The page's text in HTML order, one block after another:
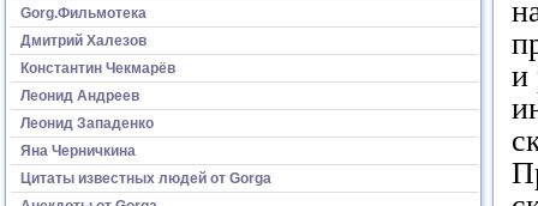
Gorg.Фильмотека
Дмитрий Халезов
Константин Чекмарёв
Леонид Андреев
Леонид Западенко
Яна Черничкина
Цитаты известных людей от Gorga
и